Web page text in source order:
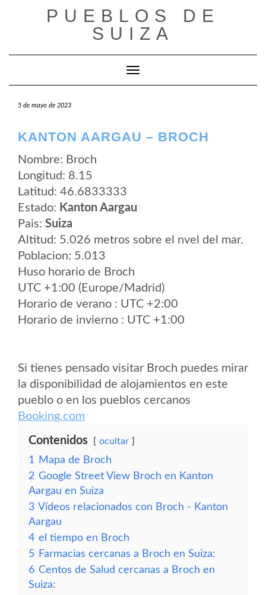
PUEBLOS DE
SUIZA
Cambiar modo de navegación
5 de mayo de 2023
KANTON AARGAU – BROCH
Nombre: Broch
Longitud: 8.15
Latitud: 46.6833333
Estado: Kanton Aargau
Pais: Suiza
Altitud: 5.026 metros sobre el nvel del mar.
Poblacion: 5.013
Huso horario de Broch
UTC +1:00 (Europe/Madrid)
Horario de verano : UTC +2:00
Horario de invierno : UTC +1:00
Si tienes pensado visitar Broch puedes mirar
la disponibilidad de alojamientos en este
pueblo o en los pueblos cercanos
Booking.com
Contenidos ocultar
1
Mapa de Broch
2 Google Street View Broch en Kanton
Aargau en Suiza
3 Vídeos relacionados con Broch - Kanton
Aargau
4 el tiempo en Broch
5 Farmacias cercanas a Broch en Suiza:
6 Centos de Salud cercanas a Broch en
Suiza: